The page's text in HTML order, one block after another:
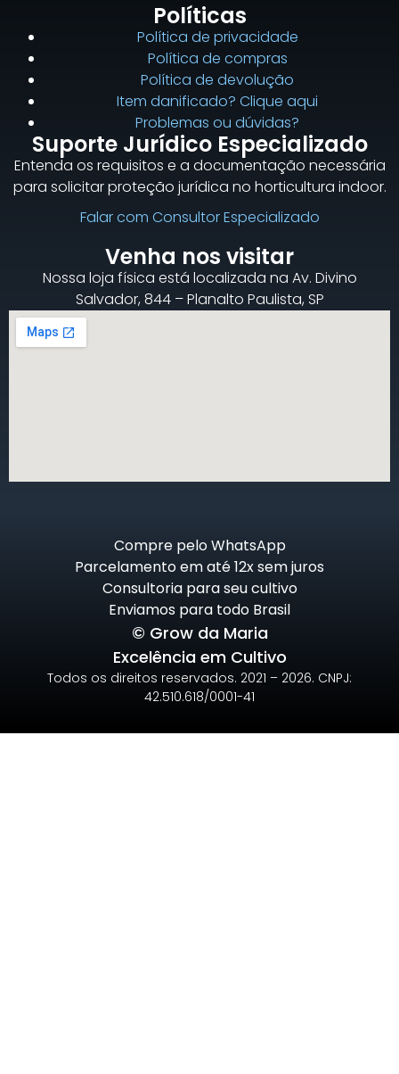
Políticas
Política de privacidade
Política de compras
Política de devolução
Item danificado? Clique aqui
Problemas ou dúvidas?
Suporte Jurídico Especializado
Entenda os requisitos e a documentação necessária
para solicitar proteção jurídica no horticultura indoor.
Falar com Consultor Especializado
Venha nos visitar
Nossa loja física está localizada na Av. Divino
Salvador, 844 – Planalto Paulista, SP
Compre pelo WhatsApp
Parcelamento em até 12x sem juros
Consultoria para seu cultivo
Enviamos para todo Brasil
© Grow da Maria
Excelência em Cultivo
Todos os direitos reservados. 2021 – 2026. CNPJ:
42.510.618/0001-41